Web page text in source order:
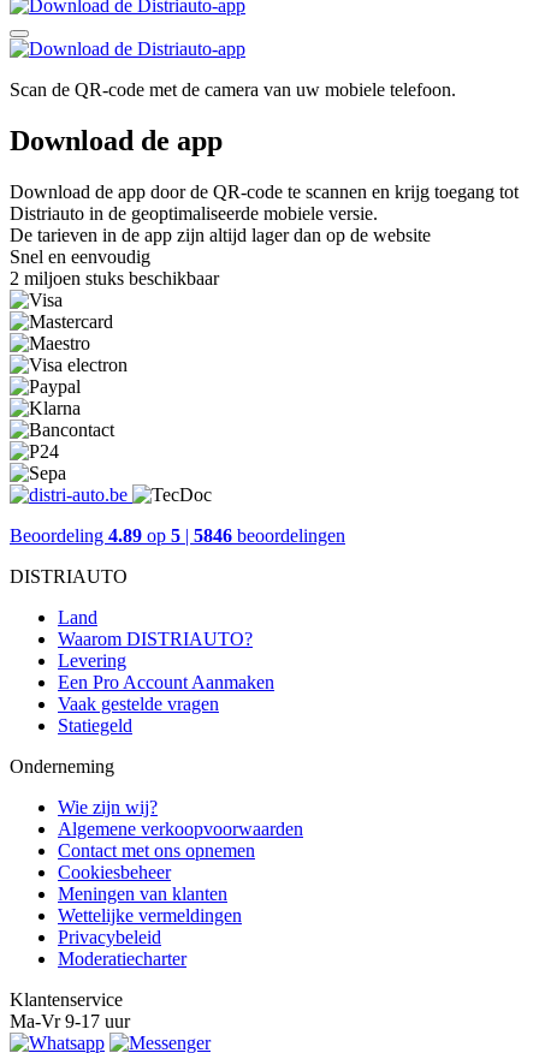
Scan de QR-code met de camera van uw mobiele telefoon.
Download de app
Download de app door de QR-code te scannen en krijg toegang tot
Distriauto in de geoptimaliseerde mobiele versie.
De tarieven in de app zijn altijd lager dan op de website
Snel en eenvoudig
2 miljoen stuks beschikbaar
Beoordeling 4.89 op 5 | 5846 beoordelingen
DISTRIAUTO
Land
Waarom DISTRIAUTO?
Levering
Een Pro Account Aanmaken
Vaak gestelde vragen
Statiegeld
Onderneming
Wie zijn wij?
Algemene verkoopvoorwaarden
Contact met ons opnemen
Cookiesbeheer
Meningen van klanten
Wettelijke vermeldingen
Privacybeleid
Moderatiecharter
Klantenservice
Ma-Vr 9-17 uur